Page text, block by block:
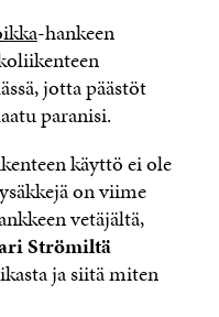
-hankeen
jotta päästöt
paranisi.
käyttö ei ole
on viime
vetäjältä,
Strömiltä
ja siitä miten